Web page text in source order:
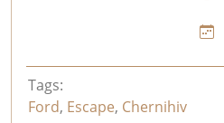
Tags:
Ford, Escape, Chernihiv